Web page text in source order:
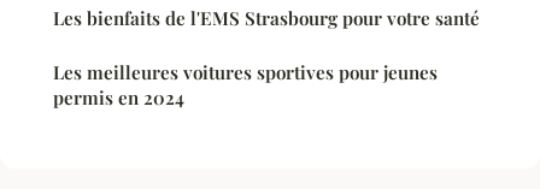
Les bienfaits de l'EMS Strasbourg pour votre santé
Les meilleures voitures sportives pour jeunes
permis en 2024